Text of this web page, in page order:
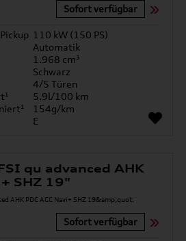
Sofort verfügbar
110 kW (150 PS)
Automatik
1.968 cm³
Schwarz
4/5 Türen
5.9l/100 km
154g/km
E
qu advanced AHK
SHZ 19"
Sofort verfügbar